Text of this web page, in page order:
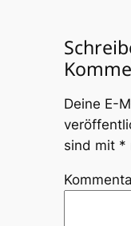
Deine E-
sind mit *